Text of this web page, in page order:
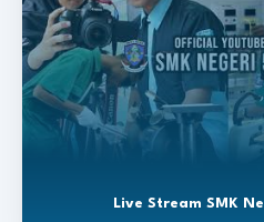
Live Stream SMK